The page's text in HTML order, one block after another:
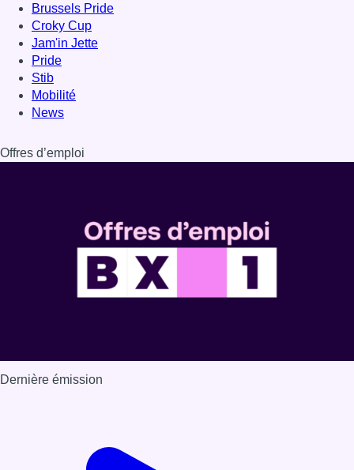
Brussels Pride
Croky Cup
Jam'in Jette
Pride
Stib
Mobilité
News
Offres d’emploi
Dernière émission